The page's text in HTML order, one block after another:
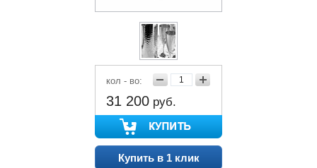
кол - во:
31 200 руб.
Купить в 1 клик